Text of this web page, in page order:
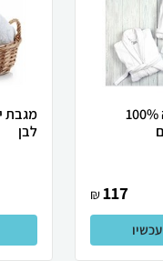
חלוק רחצה 100%
117
₪
לבן